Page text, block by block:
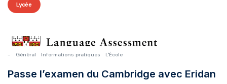
Lycée
- Général Informations pratiques L'École
Passe l’examen du Cambridge avec Eridan